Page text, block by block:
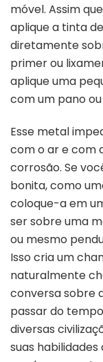
móvel. Assim
aplique a tinta
diretamente
primer ou
aplique uma
com um pano
Esse metal
com o ar e com
corrosão. Se
bonita, como
coloque-a em
ser sobre uma
ou mesmo
Isso cria um
naturalmente
conversa sobre
passar do
diversas
suas